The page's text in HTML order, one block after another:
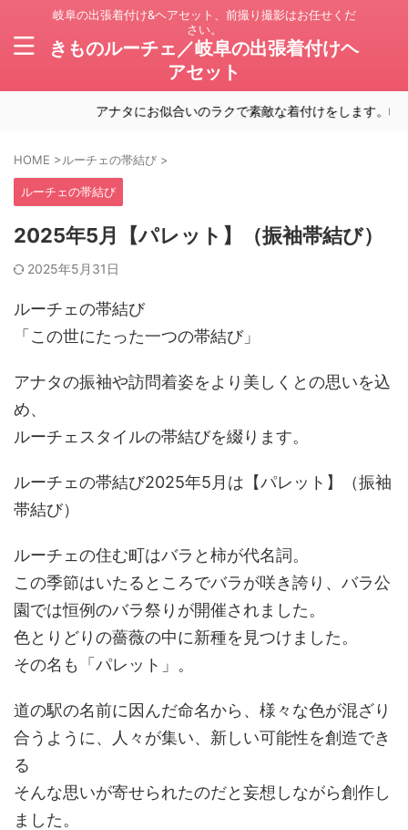
岐阜の出張着付け&ヘアセット、前撮り撮影はお任せくだ
さい。
きものルーチェ／岐阜の出張着付けヘ
アセット
アナタにお似合いのラクで素敵な着付けをします。岐阜
HOME >ルーチェの帯結び >
ルーチェの帯結び
2025年5月【パレット】（振袖帯結び）
2025年5月31日
ルーチェの帯結び
「この世にたった一つの帯結び」
アナタの振袖や訪問着姿をより美しくとの思いを込
め、
ルーチェスタイルの帯結びを綴ります。
ルーチェの帯結び2025年5月は【パレット】（振袖
帯結び）
ルーチェの住む町はバラと柿が代名詞。
この季節はいたるところでバラが咲き誇り、バラ公
園では恒例のバラ祭りが開催されました。
色とりどりの薔薇の中に新種を見つけました。
その名も「パレット」。
道の駅の名前に因んだ命名から、様々な色が混ざり
合うように、人々が集い、新しい可能性を創造でき
る
そんな思いが寄せられたのだと妄想しながら創作し
ました。